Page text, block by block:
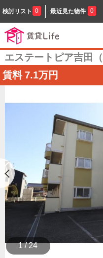
検討リスト 0 最近見た物件 0
エステートピア吉田（
賃料 7.1万円
1 / 24